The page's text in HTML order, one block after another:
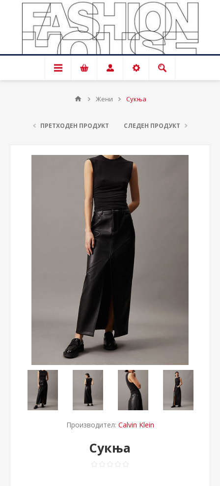
Жени Сукња
ПРЕТХОДЕН ПРОДУКТ СЛЕДЕН ПРОДУКТ
Производител: Calvin Klein
Сукња